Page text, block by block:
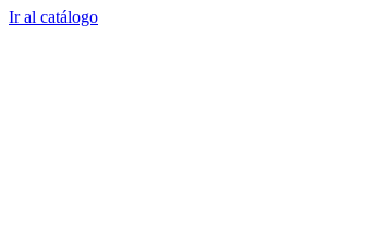
Ir al catálogo